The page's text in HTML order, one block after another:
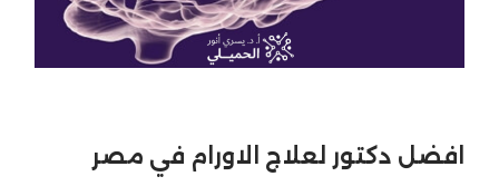
افضل دكتور لعلاج الاورام في مصر